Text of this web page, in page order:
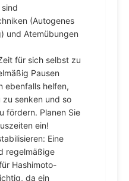
(Autogenes
und Atemübungen
für sich selbst zu
Pausen
ebenfalls helfen,
zu senken und so
fördern. Planen Sie
ein!
Eine
regelmäßige
Hashimoto-
da ein